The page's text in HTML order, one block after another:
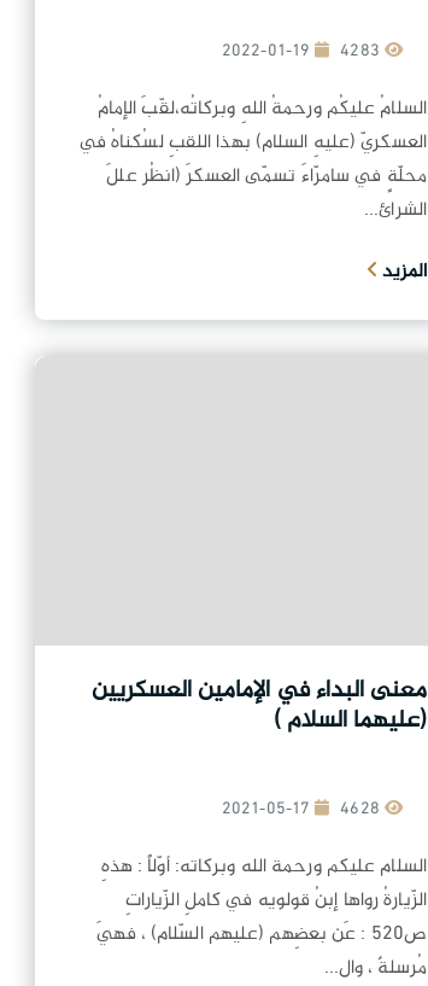
2022-01-19
السلامُ عليكُم ورحمةُ اللهِ وبركاتُه،لقّبَ الإمامُ
العسكريّ (عليهِ السلام) بهذا اللقبِ لسُكناهُ في
محلّةٍ في سامرّاءَ تسمّى العسكرَ (انظُر عللَ
الشرائ...
المزيد
معنى البداء في الإمامين العسكريين
(عليهما السلام )
2021-05-17
السلام عليكم ورحمة الله وبركاته: أوّلاً : هذهِ
الزّيارةُ رواها إبنُ قولويه في كاملِ الزّياراتِ
ص520 : عَن بعضِهم (عليهم السّلام) ، فهيَ
مُرسلةٌ ، وال...